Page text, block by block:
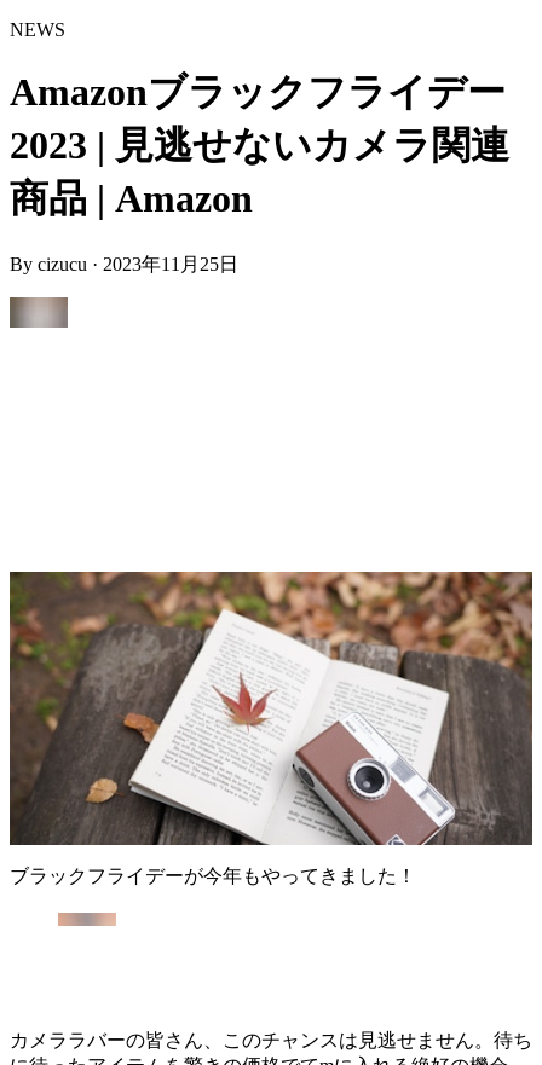
NEWS
Amazonブラックフライデー
2023 | 見逃せないカメラ関連
商品 | Amazon
By cizucu · 2023年11月25日
ブラックフライデーが今年もやってきました！
カメララバーの皆さん、このチャンスは見逃せません。待ち